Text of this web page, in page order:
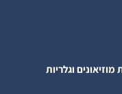
וגלריות